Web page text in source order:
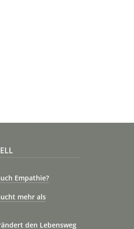
Empathie?
mehr als
den Lebensweg